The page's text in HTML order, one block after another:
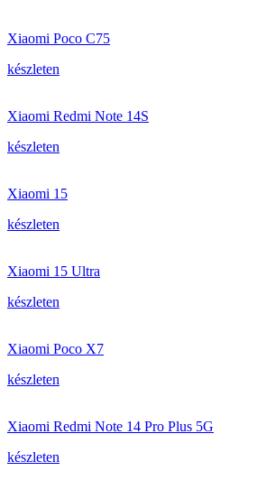
Xiaomi Poco C75
készleten
Xiaomi Redmi Note 14S
készleten
Xiaomi 15
készleten
Xiaomi 15 Ultra
készleten
Xiaomi Poco X7
készleten
Xiaomi Redmi Note 14 Pro Plus 5G
készleten